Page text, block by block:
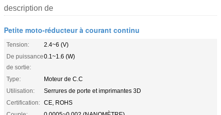
description de
Petite moto-réducteur à courant continu
Tension:
2.4~6 (V)
De puissance
de sortie:
0.1~1.6 (W)
Type:
Moteur de C.C
Utilisation:
Serrures de porte et imprimantes 3D
Certification: CE, ROHS